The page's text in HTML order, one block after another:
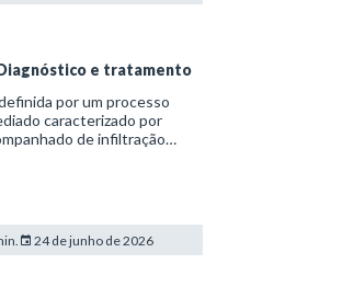
e tratamento
por um processo
caracterizado por
de infiltração
do refluxo gastr
24 de junho de 2026